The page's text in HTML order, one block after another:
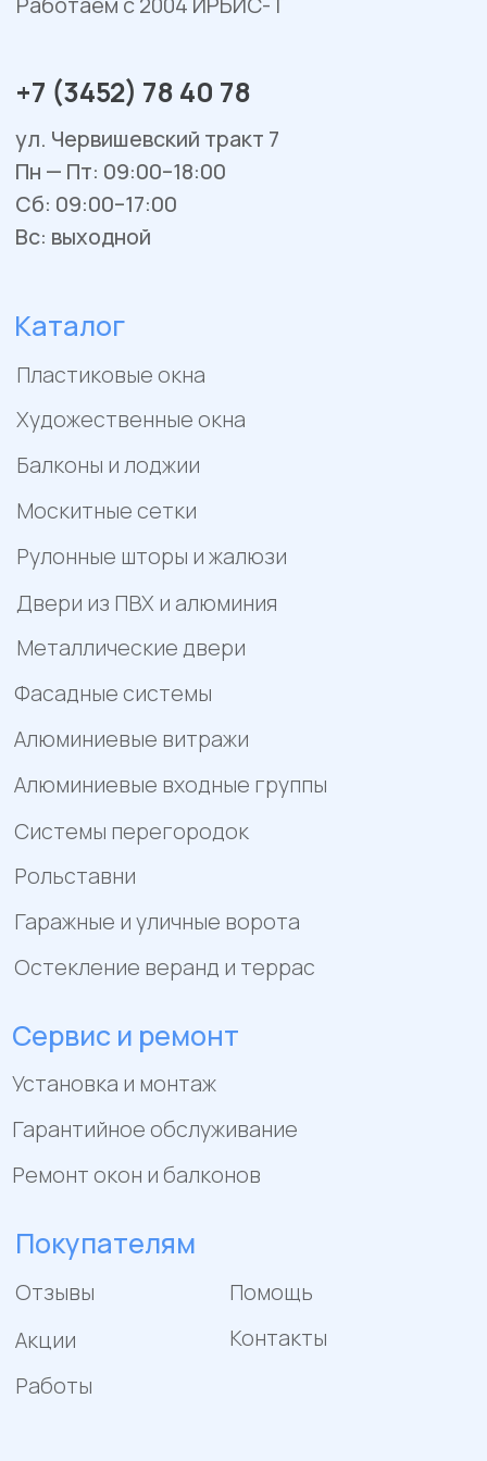
Покупателям
Отзывы
Установка и монтаж
Гарантийное обслуживание
Ремонт окон и балконов
Политика конфиденциальности
характер и не является публичной офертой